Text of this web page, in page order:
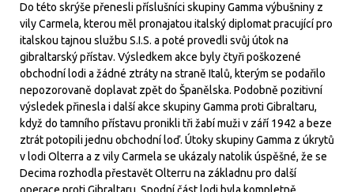
Do této skrýše přenesli příslušníci skupiny Gamma výbušniny z
vily Carmela, kterou měl pronajatou italský diplomat pracující pro
italskou tajnou službu S.I.S. a poté provedli svůj útok na
gibraltarský přístav. Výsledkem akce byly čtyři poškozené
obchodní lodi a žádné ztráty na straně Italů, kterým se podařilo
nepozorovaně doplavat zpět do Španělska. Podobně pozitivní
výsledek přinesla i další akce skupiny Gamma proti Gibraltaru,
když do tamního přístavu pronikli tři žabí muži v září 1942 a beze
ztrát potopili jednu obchodní loď. Útoky skupiny Gamma z úkrytů
v lodi Olterra a z vily Carmela se ukázaly natolik úspěšné, že se
Decima rozhodla přestavět Olterru na základnu pro další